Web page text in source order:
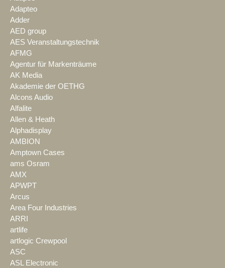
Adapteo
Adder
AED group
AES Veranstaltungstechnik
AFMG
Agentur für Markenträume
AK Media
Akademie der OETHG
Alcons Audio
Alfalite
Allen & Heath
Alphadisplay
AMBION
Amptown Cases
ams Osram
AMX
APWPT
Arcus
Area Four Industries
ARRI
artlife
artlogic Crewpool
ASC
ASL Electronic